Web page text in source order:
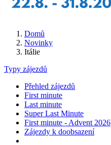
Domů
Novinky
Itálie
Typy zájezdů
Přehled zájezdů
First minute
Last minute
Super Last Minute
First minute - Advent 2026
Zájezdy k doobsazení